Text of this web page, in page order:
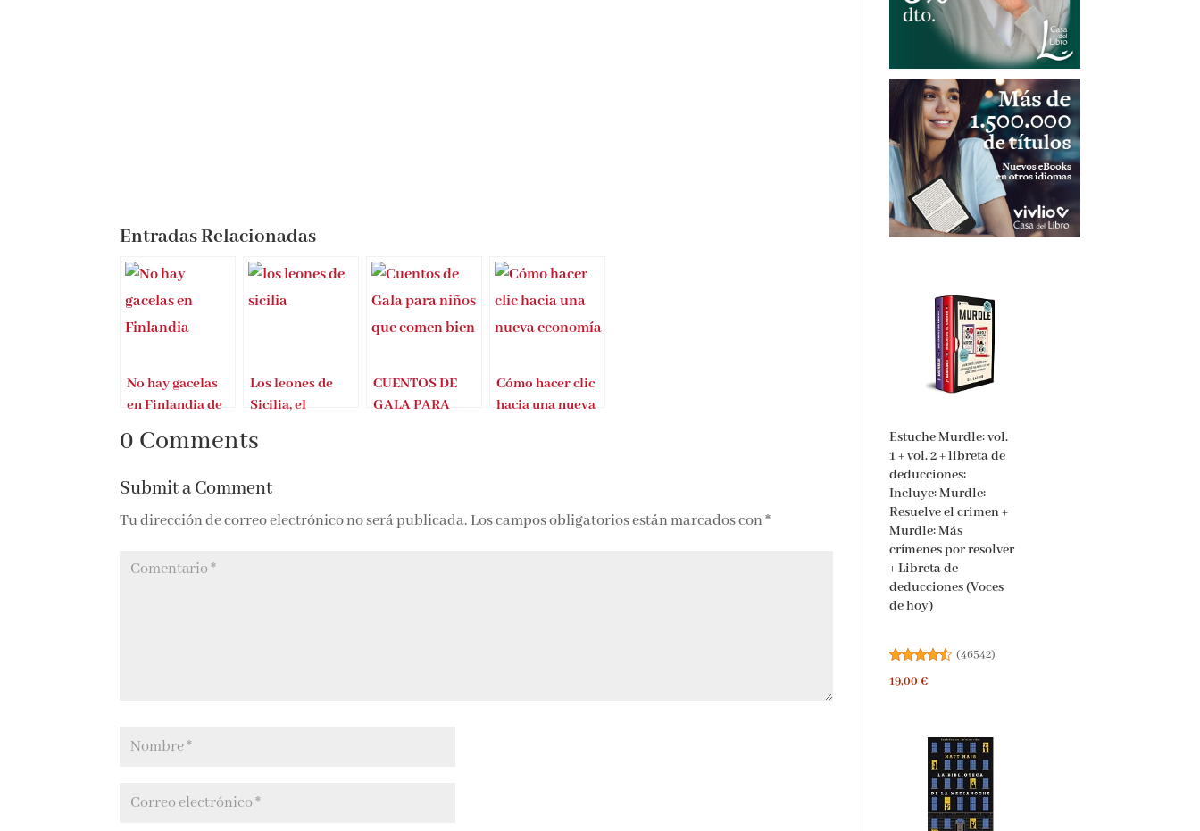
Entradas Relacionadas
No hay gacelas
en Finlandia de
Prychyslyy
Los leones de
Sicilia, el
editorial en
CUENTOS DE
GALA PARA
Cómo hacer clic
hacia una nueva
0 Comments
Submit a Comment
Tu dirección de correo electrónico no será publicada. Los campos obligatorios están marcados con*
Estuche Murdle: vol.
1 + vol. 2 + libreta de
deducciones:
Incluye: Murdle:
Resuelve el crimen +
Murdle: Más
crímenes por resolver
+ Libreta de
deducciones (Voces
de hoy)
(46542)
19,00 €